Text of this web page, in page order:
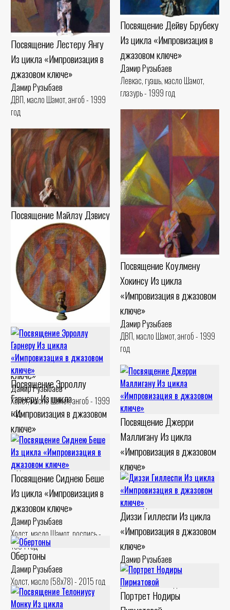
Посвящение Лестеру Янгу
Из цикла «Импровизация в
джазовом ключе»
Дамир Рузыбаев
ДВП, масло Шамот, ангоб - 1999
год
Посвящение Дейву Брубеку
Из цикла «Импровизация в
джазовом ключе»
Дамир Рузыбаев
Левкас, гуашь, масло Шамот,
глазурь - 1999 год
Посвящение Коулмену
Хокинсу Из цикла
«Импровизация в джазовом
ключе»
Дамир Рузыбаев
ДВП, масло Шамот, ангоб - 1999
год
Посвящение Майлзу Дэвису
Из цикла «Импровизация в
джазовом ключе»
Дамир Рузыбаев
Картон, пастель Шамот, гуашь -
1990 год
Посвящение Билли
Холидей. Из цикла
«Импровизация в джазовом
ключе»
Дамир Рузыбаев
Холст, масло Шамот, ангоб - 1999
год
Посвящение Эрроллу
Гарнеру Из цикла
«Импровизация в джазовом
ключе»
Дамир Рузыбаев
Холст, масло Шамот, ангоб - 1994
год
Посвящение Джерри
Маллигану Из цикла
«Импровизация в джазовом
ключе»
Дамир Рузыбаев
Картон, левкас Шамот, ангоб -
1994 год
Посвящение Сиднею Беше
Из цикла «Импровизация в
джазовом ключе»
Дамир Рузыбаев
Холст, масло Шамот, роспись -
1994 год
Диззи Гиллеспи Из цикла
«Импровизация в джазовом
ключе»
Дамир Рузыбаев
Холст, масло Шамот, ангобы,
роспись - 1993 год
Обертоны
Дамир Рузыбаев
Холст, масло (58x78) - 2015 год
Портрет Нодиры